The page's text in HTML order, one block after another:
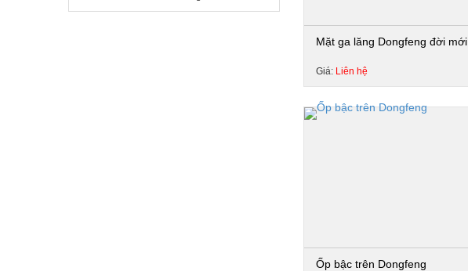
Mặt ga lăng Dongfeng đời mới
Giá: Liên hệ
Ốp bậc trên Dongfeng